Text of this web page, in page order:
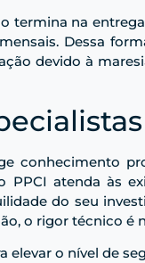
termina na
Dessa
devido à
conhecimento
PPCI atenda às
do seu
o rigor técnico é
elevar o nível de